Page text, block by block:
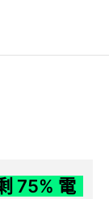
75% 電